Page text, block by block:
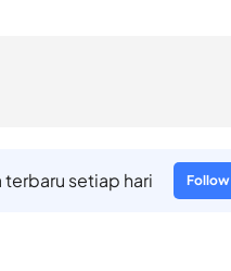
setiap hari Follow